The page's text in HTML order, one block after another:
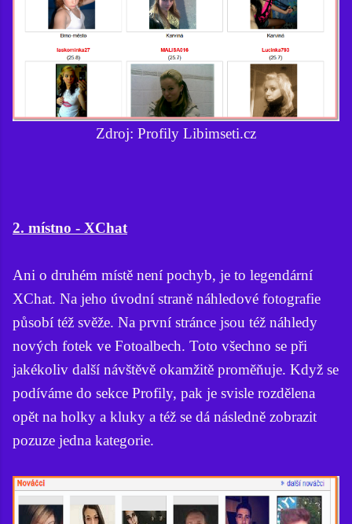
Zdroj: Profily Libimseti.cz
2. místno - XChat
Ani o druhém místě není pochyb, je to legendární
XChat. Na jeho úvodní straně náhledové fotografie
působí též svěže. Na první stránce jsou též náhledy
nových fotek ve Fotoalbech. Toto všechno se při
jakékoliv další návštěvě okamžitě proměňuje. Když se
podíváme do sekce Profily, pak je svisle rozdělena
opět na holky a kluky a též se dá následně zobrazit
pozuze jedna kategorie.